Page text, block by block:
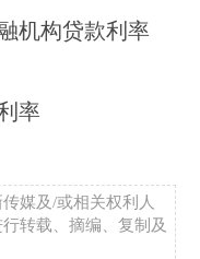
机构贷款利率
率
媒及/或相关权利人
转载、摘编、复制及